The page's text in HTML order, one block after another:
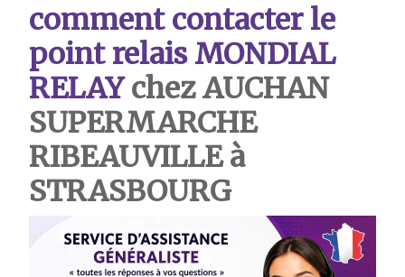
comment contacter le
point relais MONDIAL
RELAYchez AUCHAN
SUPERMARCHE
RIBEAUVILLE à
STRASBOURG